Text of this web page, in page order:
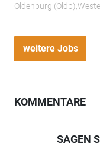
Oldenburg
weitere Jobs
KOMMENTARE
SAGEN